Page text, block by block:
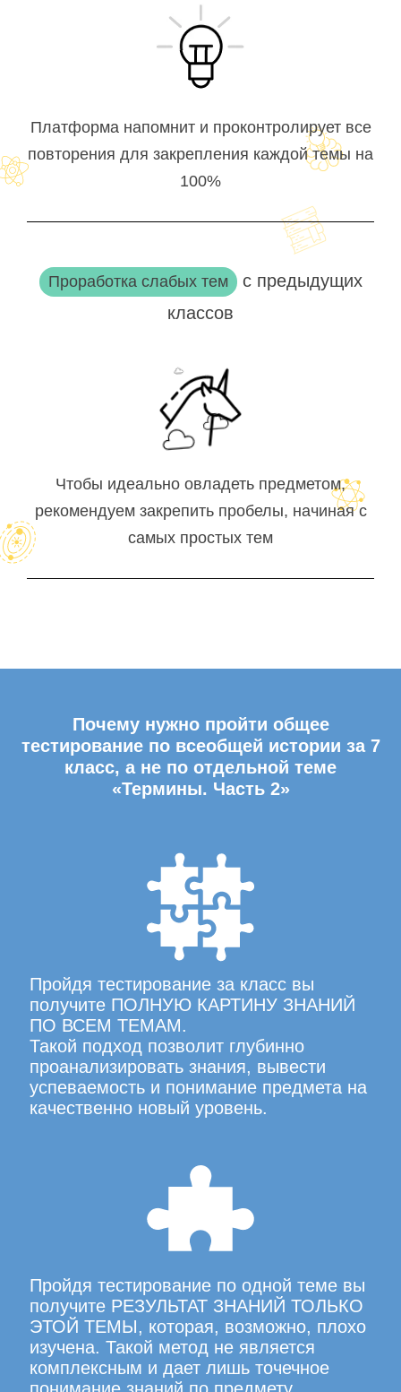
Платформа напомнит и проконтролирует все
повторения для закрепления каждой темы на
100%
Проработка слабых тем с предыдущих
классов
Чтобы идеально овладеть предметом,
рекомендуем закрепить пробелы, начиная с
самых простых тем
Почему нужно пройти общее
тестирование по всеобщей истории за 7
класс, а не по отдельной теме
«Термины. Часть 2»
Пройдя тестирование за класс вы
получите ПОЛНУЮ КАРТИНУ ЗНАНИЙ
ПО ВСЕМ ТЕМАМ.
Такой подход позволит глубинно
проанализировать знания, вывести
успеваемость и понимание предмета на
качественно новый уровень.
Пройдя тестирование по одной теме вы
получите РЕЗУЛЬТАТ ЗНАНИЙ ТОЛЬКО
ЭТОЙ ТЕМЫ, которая, возможно, плохо
изучена. Такой метод не является
комплексным и дает лишь точечное